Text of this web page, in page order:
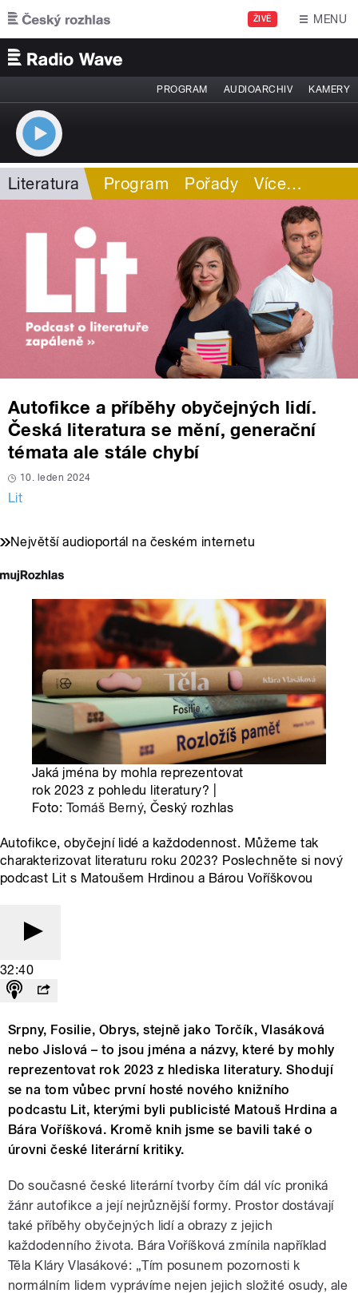
Přejít k hlavnímu obsahu
ŽIVĚ MENU
PROGRAM AUDIOARCHIV KAMERY
Literatura Program Pořady Více…
Autofikce a příběhy obyčejných lidí.
Česká literatura se mění, generační
témata ale stále chybí
10. leden 2024
Lit
Největší audioportál na českém internetu
Jaká jména by mohla reprezentovat
rok 2023 z pohledu literatury? |
Foto: Tomáš Berný, Český rozhlas
Autofikce, obyčejní lidé a každodennost. Můžeme tak
charakterizovat literaturu roku 2023? Poslechněte si nový
podcast Lit s Matoušem Hrdinou a Bárou Voříškovou
32:40
Srpny, Fosilie, Obrys, stejně jako Torčík, Vlasáková
nebo Jislová – to jsou jména a názvy, které by mohly
reprezentovat rok 2023 z hlediska literatury. Shodují
se na tom vůbec první hosté nového knižního
podcastu Lit, kterými byli publicisté Matouš Hrdina a
Bára Voříšková. Kromě knih jsme se bavili také o
úrovni české literární kritiky.
Do současné české literární tvorby čím dál víc proniká
žánr autofikce a její nejrůznější formy. Prostor dostávají
také příběhy obyčejných lidí a obrazy z jejich
každodenního života. Bára Voříšková zmínila například
Těla Kláry Vlasákové: „Tím posunem pozornosti k
normálním lidem vyprávíme nejen jejich složité osudy, ale